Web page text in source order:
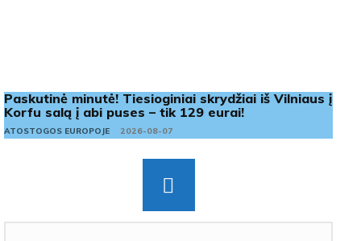
Paskutinė minutė! Tiesioginiai skrydžiai iš Vilniaus į
Korfu salą į abi puses – tik 129 eurai!
ATOSTOGOS EUROPOJE 2026-08-07